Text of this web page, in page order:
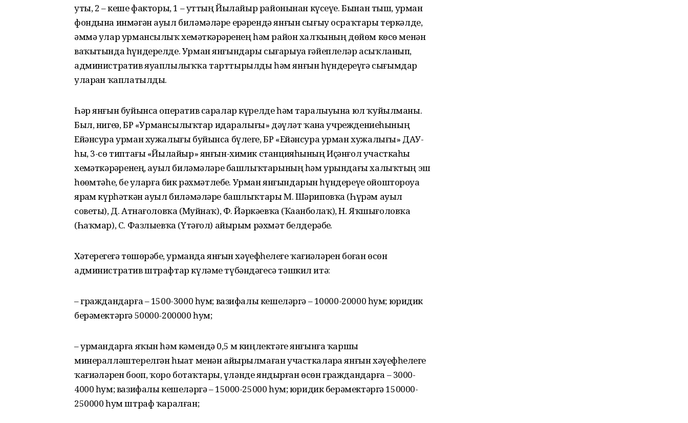
уты, 2 – кеше факторы, 1 – уттың Йылайыр районынан күсеүе. Бынан тыш, урман
фондына инмәгән ауыл биләмәләре ерҙәрендә янғын сығыу осраҡтары теркәлде,
әммә улар урмансылыҡ хеҙмәткәрҙәренең һәм район халҡының дөйөм көсө менән
ваҡытында һүндерелде. Урман янғындары сығарыуҙа ғәйеплеләр асыҡланып,
административ яуаплылыҡҡа тарттырылды һәм янғын һүндереүгә сығымдар
уларҙан ҡаплатылды.
Һәр янғын буйынса оператив саралар күрелде һәм таралыуына юл ҡуйылманы.
Был, нигеҙҙә, БР «Урмансылыҡтар идаралығы» дәүләт ҡаҙна учреждениеһының
Ейәнсура урман хужалығы буйынса бүлеге, БР «Ейәнсура урман хужалығы» ДАУ-
һы, 3-сө типтағы «Йылайыр» янғын-химик станцияһының Иҫәнғол участкаһы
хеҙмәткәрҙәренең, ауыл биләмәләре башлыҡтарының һәм урындағы халыҡтың эш
һөҙөмтәһе, беҙ уларға бик рәхмәтлебеҙ. Урман янғындарын һүндереүҙе ойоштороуҙа
ярҙам күрһәткән ауыл биләмәләре башлыҡтары М. Шәриповҡа (Һүрәм ауыл
советы), Д. Атнағоловҡа (Муйнаҡ), Ф. Йәркәевҡа (Ҡаҙанболаҡ), Н. Яҡшығоловҡа
(Һаҡмар), С. Фазлыевҡа (Үтәғол) айырым рәхмәт белдерәбеҙ.
Хәтерегеҙгә төшөрәбеҙ, урманда янғын хәүефһеҙлеге ҡағиҙәләрен боҙған өсөн
административ штрафтар күләме түбәндәгесә тәшкил итә:
– граждандарға – 1500-3000 һум; вазифалы кешеләргә – 10000-20000 һум; юридик
берәмектәргә 50000-200000 һум;
– урмандарға яҡын һәм кәмендә 0,5 м киңлектәге янғынға ҡаршы
минералләштерелгән һыҙат менән айырылмаған участкаларҙа янғын хәүефһеҙлеге
ҡағиҙәләрен боҙоп, ҡоро ботаҡтарҙы, үләнде яндырған өсөн граждандарға – 3000-
4000 һум; вазифалы кешеләргә – 15000-25000 һум; юридик берәмектәргә 150000-
250000 һум штраф ҡаралған;